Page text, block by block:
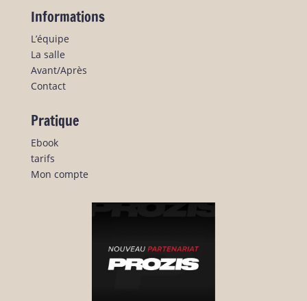
Informations
L’équipe
La salle
Avant/Après
Contact
Pratique
Ebook
tarifs
Mon compte